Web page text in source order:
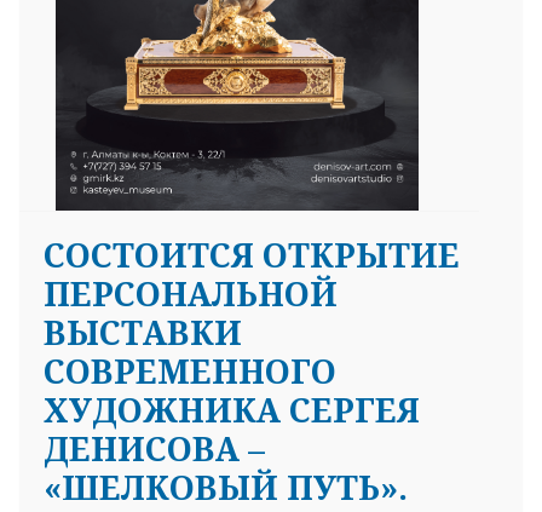
СОСТОИТСЯ ОТКРЫТИЕ
ПЕРСОНАЛЬНОЙ
ВЫСТАВКИ
СОВРЕМЕННОГО
ХУДОЖНИКА СЕРГЕЯ
ДЕНИСОВА –
«ШЕЛКОВЫЙ ПУТЬ».